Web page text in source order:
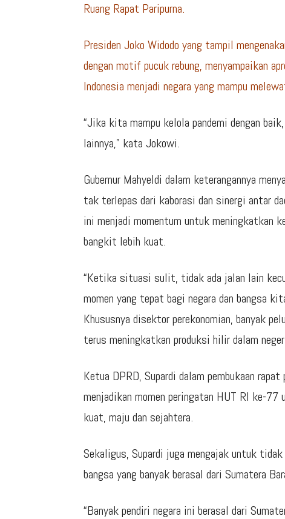
Ruang Rapat Paripurna.
Presiden Joko Widodo yang tampil
dengan motif pucuk rebung, menyampaikan
Indonesia menjadi negara yang mampu
“Jika kita mampu kelola pandemi dengan
lainnya,” kata Jokowi.
Gubernur Mahyeldi dalam keterangannya
tak terlepas dari kaborasi dan sinergi antar
ini menjadi momentum untuk meningkatkan
bangkit lebih kuat.
“Ketika situasi sulit, tidak ada jalan lain
momen yang tepat bagi negara dan bangsa
Khususnya disektor perekonomian, banyak
terus meningkatkan produksi hilir dalam
Ketua DPRD, Supardi dalam pembukaan
menjadikan momen peringatan HUT RI ke-77
kuat, maju dan sejahtera.
Sekaligus, Supardi juga mengajak untuk tidak
bangsa yang banyak berasal dari Sumatera
“Banyak pendiri negara ini berasal dari